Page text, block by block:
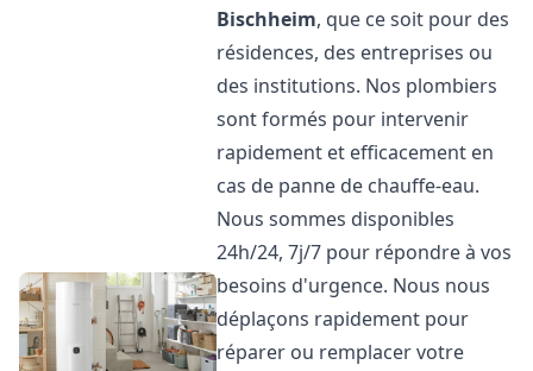
Bischheim, que ce soit pour des
résidences, des entreprises ou
des institutions. Nos plombiers
sont formés pour intervenir
rapidement et efficacement en
cas de panne de chauffe-eau.
Nous sommes disponibles
24h/24, 7j/7 pour répondre à vos
besoins d'urgence. Nous nous
déplaçons rapidement pour
réparer ou remplacer votre